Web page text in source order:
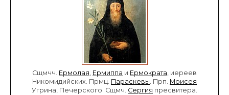
Сщмчч. Ермолая, Ермиппа и Ермократа, иереев
Никомидийских. Прмц. Параскевы. Прп. Моисея
Угрина, Печерского. Сщмч. Сергия пресвитера.